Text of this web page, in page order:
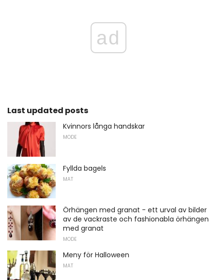
ad
Last updated posts
Kvinnors långa handskar
MODE
Fyllda bagels
MAT
Örhängen med granat - ett urval av bilder
av de vackraste och fashionabla örhängen
med granat
MODE
Meny för Halloween
MAT